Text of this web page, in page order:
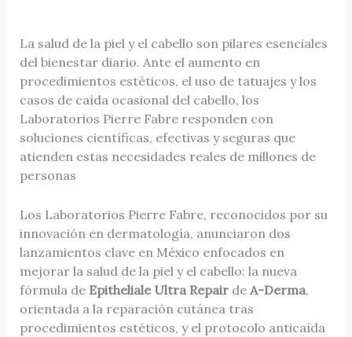
La salud de la piel y el cabello son pilares esenciales
del bienestar diario. Ante el aumento en
procedimientos estéticos, el uso de tatuajes y los
casos de caída ocasional del cabello, los
Laboratorios Pierre Fabre responden con
soluciones científicas, efectivas y seguras que
atienden estas necesidades reales de millones de
personas
Los Laboratorios Pierre Fabre, reconocidos por su
innovación en dermatología, anunciaron dos
lanzamientos clave en México enfocados en
mejorar la salud de la piel y el cabello: la nueva
fórmula de Epitheliale Ultra Repairde A-Derma,
orientada a la reparación cutánea tras
procedimientos estéticos, y el protocolo anticaída